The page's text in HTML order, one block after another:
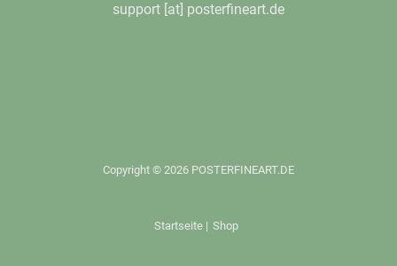
support [at] posterfineart.de
Copyright © 2026 POSTERFINEART.DE
Startseite | Shop